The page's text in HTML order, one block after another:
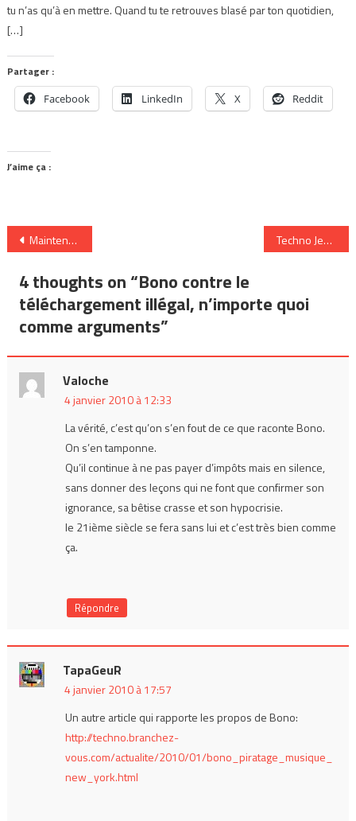
tu n’as qu’à en mettre. Quand tu te retrouves blasé par ton quotidien,
[…]
Partager :
Facebook LinkedIn X Reddit
J’aime ça :
Navigation
de
l’article
Maintenant en ligne: GRBM édition 2009 Techno Jeep
4 thoughts on “Bono contre le
téléchargement illégal, n’importe quoi
comme arguments”
Valoche
4 janvier 2010 à 12:33
La vérité, c’est qu’on s’en fout de ce que raconte Bono.
On s’en tamponne.
Qu’il continue à ne pas payer d’impôts mais en silence,
sans donner des leçons qui ne font que confirmer son
ignorance, sa bêtise crasse et son hypocrisie.
le 21ième siècle se fera sans lui et c’est très bien comme
ça.
Répondre
TapaGeuR
4 janvier 2010 à 17:57
Un autre article qui rapporte les propos de Bono:
http://techno.branchez-
vous.com/actualite/2010/01/bono_piratage_musique_
new_york.html